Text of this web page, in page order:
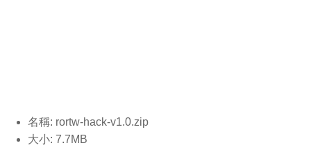
名稱: rortw-hack-v1.0.zip
大小: 7.7MB